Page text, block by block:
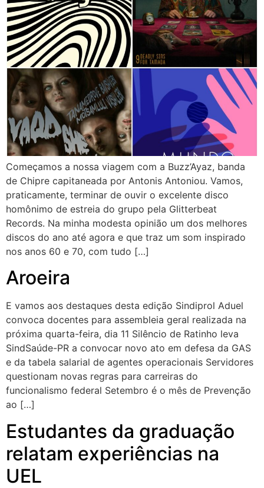
Começamos a nossa viagem com a Buzz’Ayaz, banda
de Chipre capitaneada por Antonis Antoniou. Vamos,
praticamente, terminar de ouvir o excelente disco
homônimo de estreia do grupo pela Glitterbeat
Records. Na minha modesta opinião um dos melhores
discos do ano até agora e que traz um som inspirado
nos anos 60 e 70, com tudo […]
Aroeira
E vamos aos destaques desta edição Sindiprol Aduel
convoca docentes para assembleia geral realizada na
próxima quarta-feira, dia 11 Silêncio de Ratinho leva
SindSaúde-PR a convocar novo ato em defesa da GAS
e da tabela salarial de agentes operacionais Servidores
questionam novas regras para carreiras do
funcionalismo federal Setembro é o mês de Prevenção
ao […]
Estudantes da graduação
relatam experiências na
UEL